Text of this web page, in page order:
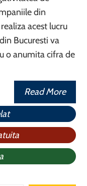
din
acest lucru
Bucuresti va
o anumita cifra de
Read More